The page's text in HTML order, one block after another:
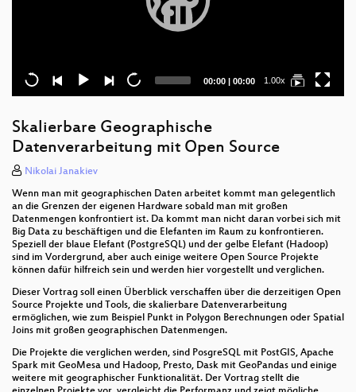
Current
00:00 | Total
00:00 1.00x
Skalierbare Geographische
Datenverarbeitung mit Open Source
Nikolai Janakiev
Wenn man mit geographischen Daten arbeitet kommt man gelegentlich
an die Grenzen der eigenen Hardware sobald man mit großen
Datenmengen konfrontiert ist. Da kommt man nicht daran vorbei sich mit
Big Data zu beschäftigen und die Elefanten im Raum zu konfrontieren.
Speziell der blaue Elefant (PostgreSQL) und der gelbe Elefant (Hadoop)
sind im Vordergrund, aber auch einige weitere Open Source Projekte
können dafür hilfreich sein und werden hier vorgestellt und verglichen.
Dieser Vortrag soll einen Überblick verschaffen über die derzeitigen Open
Source Projekte und Tools, die skalierbare Datenverarbeitung
ermöglichen, wie zum Beispiel Punkt in Polygon Berechnungen oder Spatial
Joins mit großen geographischen Datenmengen.
Die Projekte die verglichen werden, sind PosgreSQL mit PostGIS, Apache
Spark mit GeoMesa und Hadoop, Presto, Dask mit GeoPandas und einige
weitere mit geographischer Funktionalität. Der Vortrag stellt die